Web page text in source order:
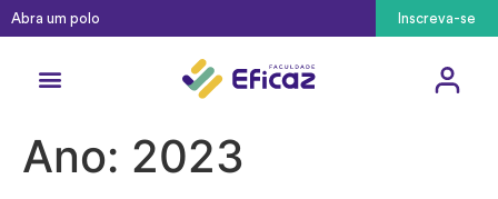
Abra um polo Inscreva-se
Ano: 2023